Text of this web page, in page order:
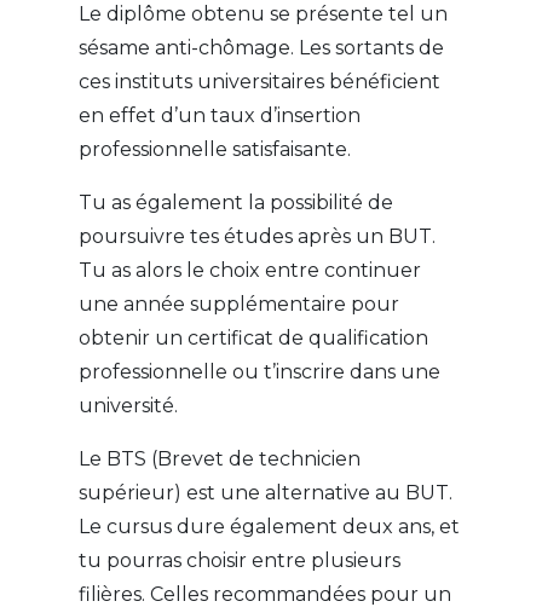
Le diplôme obtenu se présente tel un
sésame anti-chômage. Les sortants de
ces instituts universitaires bénéficient
en effet d’un taux d’insertion
professionnelle satisfaisante.
Tu as également la possibilité de
poursuivre tes études après un BUT.
Tu as alors le choix entre continuer
une année supplémentaire pour
obtenir un certificat de qualification
professionnelle ou t’inscrire dans une
université.
Le BTS (Brevet de technicien
supérieur) est une alternative au BUT.
Le cursus dure également deux ans, et
tu pourras choisir entre plusieurs
filières. Celles recommandées pour un